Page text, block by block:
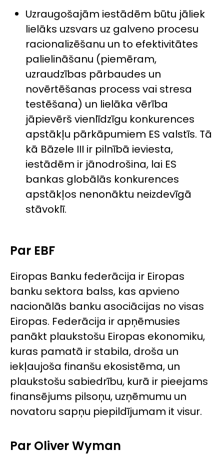
Uzraugošajām iestādēm būtu jāliek
lielāks uzsvars uz galveno procesu
racionalizēšanu un to efektivitātes
palielināšanu (piemēram,
uzraudzības pārbaudes un
novērtēšanas process vai stresa
testēšana) un lielāka vērība
jāpievērš vienlīdzīgu konkurences
apstākļu pārkāpumiem ES valstīs. Tā
kā Bāzele III ir pilnībā ieviesta,
iestādēm ir jānodrošina, lai ES
bankas globālās konkurences
apstākļos nenonāktu neizdevīgā
stāvoklī.
Par EBF
Eiropas Banku federācija ir Eiropas
banku sektora balss, kas apvieno
nacionālās banku asociācijas no visas
Eiropas. Federācija ir apņēmusies
panākt plaukstošu Eiropas ekonomiku,
kuras pamatā ir stabila, droša un
iekļaujoša finanšu ekosistēma, un
plaukstošu sabiedrību, kurā ir pieejams
finansējums pilsoņu, uzņēmumu un
novatoru sapņu piepildījumam it visur.
Par Oliver Wyman